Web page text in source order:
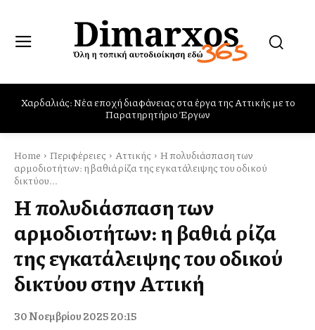
Παρών στις φωτιές στο Πόρτο Γερμενό, Ψάθα και Βίλια ο Δήμος
Φυλής
Home Περιφέρειες Αττικής
Η πολυδιάσπαση των
αρμοδιοτήτων: η βαθιά ρίζα της εγκατάλειψης του οδικού
δικτύου...
Η πολυδιάσπαση των
αρμοδιοτήτων: η βαθιά ρίζα
της εγκατάλειψης του οδικού
δικτύου στην Αττική
30 Νοεμβρίου 2025 20:15